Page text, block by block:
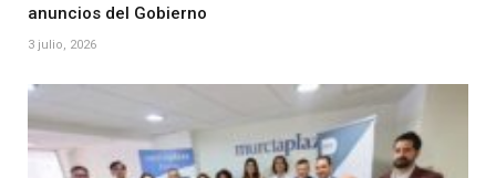
anuncios del Gobierno
3 julio, 2026